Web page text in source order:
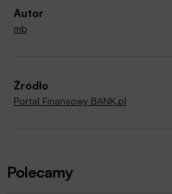
Autor
mb
Źródło
Portal Finansowy BANK.pl
Polecamy